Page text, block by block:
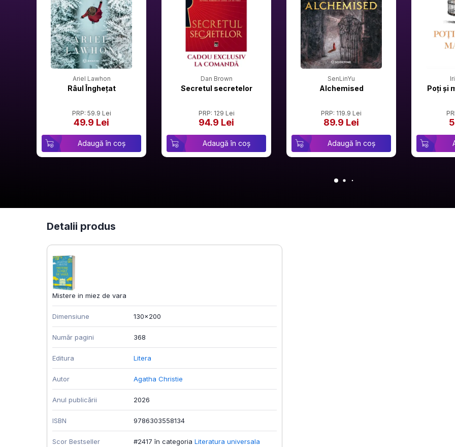
Ariel Lawhon
Râul Înghețat
PRP: 59.9 Lei
49.9 Lei
Adaugă în coș
Dan Brown
Secretul secretelor
PRP: 129 Lei
94.9 Lei
Adaugă în coș
SenLinYu
Alchemised
PRP: 119.9 Lei
89.9 Lei
Adaugă în coș
Poți și
Detalii produs
Mistere in miez de vara
Dimensiune 130x200
Număr pagini 368
Editura Litera
Autor Agatha Christie
Anul publicării 2026
ISBN 9786303558134
Scor Bestseller #2417 în categoria Literatura universala